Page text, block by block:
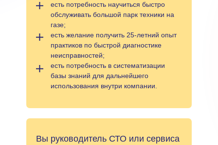
есть потребность научиться быстро
обслуживать большой парк техники на
газе;
есть желание получить 25-летний опыт
практиков по быстрой диагностике
неисправностей;
есть потребность в систематизации
базы знаний для дальнейшего
использования внутри компании.
Вы руководитель СТО или сервиса